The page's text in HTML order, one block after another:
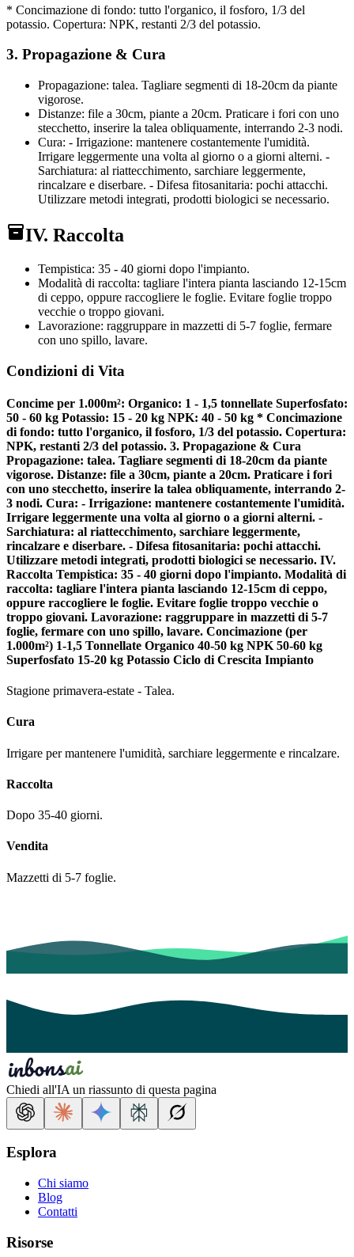
* Concimazione di fondo: tutto l'organico, il fosforo, 1/3 del
potassio. Copertura: NPK, restanti 2/3 del potassio.
3. Propagazione & Cura
Propagazione: talea. Tagliare segmenti di 18-20cm da piante
vigorose.
Distanze: file a 30cm, piante a 20cm. Praticare i fori con uno
stecchetto, inserire la talea obliquamente, interrando 2-3 nodi.
Cura: - Irrigazione: mantenere costantemente l'umidità.
Irrigare leggermente una volta al giorno o a giorni alterni. -
Sarchiatura: al riattecchimento, sarchiare leggermente,
rincalzare e diserbare. - Difesa fitosanitaria: pochi attacchi.
Utilizzare metodi integrati, prodotti biologici se necessario.
IV. Raccolta
Tempistica: 35 - 40 giorni dopo l'impianto.
Modalità di raccolta: tagliare l'intera pianta lasciando 12-15cm
di ceppo, oppure raccogliere le foglie. Evitare foglie troppo
vecchie o troppo giovani.
Lavorazione: raggruppare in mazzetti di 5-7 foglie, fermare
con uno spillo, lavare.
Condizioni di Vita
Concime per 1.000m²: Organico: 1 - 1,5 tonnellate Superfosfato:
50 - 60 kg Potassio: 15 - 20 kg NPK: 40 - 50 kg * Concimazione
di fondo: tutto l'organico, il fosforo, 1/3 del potassio. Copertura:
NPK, restanti 2/3 del potassio. 3. Propagazione & Cura
Propagazione: talea. Tagliare segmenti di 18-20cm da piante
vigorose. Distanze: file a 30cm, piante a 20cm. Praticare i fori
con uno stecchetto, inserire la talea obliquamente, interrando 2-
3 nodi. Cura: - Irrigazione: mantenere costantemente l'umidità.
Irrigare leggermente una volta al giorno o a giorni alterni. -
Sarchiatura: al riattecchimento, sarchiare leggermente,
rincalzare e diserbare. - Difesa fitosanitaria: pochi attacchi.
Utilizzare metodi integrati, prodotti biologici se necessario. IV.
Raccolta Tempistica: 35 - 40 giorni dopo l'impianto. Modalità di
raccolta: tagliare l'intera pianta lasciando 12-15cm di ceppo,
oppure raccogliere le foglie. Evitare foglie troppo vecchie o
troppo giovani. Lavorazione: raggruppare in mazzetti di 5-7
foglie, fermare con uno spillo, lavare. Concimazione (per
1.000m²) 1-1,5 Tonnellate Organico 40-50 kg NPK 50-60 kg
Superfosfato 15-20 kg Potassio Ciclo di Crescita Impianto
Stagione primavera-estate - Talea.
Cura
Irrigare per mantenere l'umidità, sarchiare leggermente e rincalzare.
Raccolta
Dopo 35-40 giorni.
Vendita
Mazzetti di 5-7 foglie.
Chiedi all'IA un riassunto di questa pagina
Esplora
Chi siamo
Blog
Contatti
Risorse